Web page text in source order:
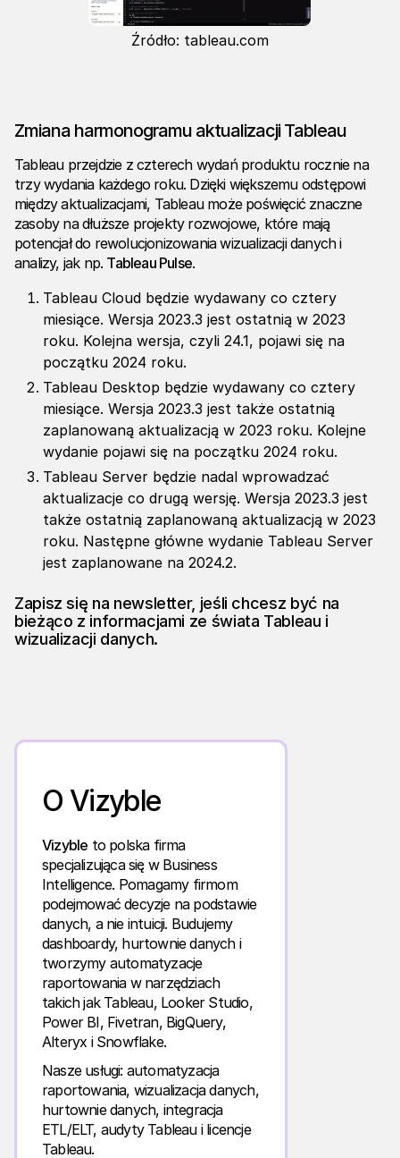
Źródło: tableau.com
Zmiana harmonogramu aktualizacji Tableau
Tableau przejdzie z czterech wydań produktu rocznie na
trzy wydania każdego roku. Dzięki większemu odstępowi
między aktualizacjami, Tableau może poświęcić znaczne
zasoby na dłuższe projekty rozwojowe, które mają
potencjał do rewolucjonizowania wizualizacji danych i
analizy, jak np. Tableau Pulse.
Tableau Cloud będzie wydawany co cztery
miesiące. Wersja 2023.3 jest ostatnią w 2023
roku. Kolejna wersja, czyli 24.1, pojawi się na
początku 2024 roku.
Tableau Desktop będzie wydawany co cztery
miesiące. Wersja 2023.3 jest także ostatnią
zaplanowaną aktualizacją w 2023 roku. Kolejne
wydanie pojawi się na początku 2024 roku.
Tableau Server będzie nadal wprowadzać
aktualizacje co drugą wersję. Wersja 2023.3 jest
także ostatnią zaplanowaną aktualizacją w 2023
roku. Następne główne wydanie Tableau Server
jest zaplanowane na 2024.2.
Zapisz się na newsletter, jeśli chcesz być na
bieżąco z informacjami ze świata Tableau i
wizualizacji danych.
O Vizyble
Vizyble to polska firma
specjalizująca się w Business
Intelligence. Pomagamy firmom
podejmować decyzje na podstawie
danych, a nie intuicji. Budujemy
dashboardy, hurtownie danych i
tworzymy automatyzacje
raportowania w narzędziach
takich jak Tableau, Looker Studio,
Power BI, Fivetran, BigQuery,
Alteryx i Snowflake.
Nasze usługi: automatyzacja
raportowania, wizualizacja danych,
hurtownie danych, integracja
ETL/ELT, audyty Tableau i licencje
Tableau.